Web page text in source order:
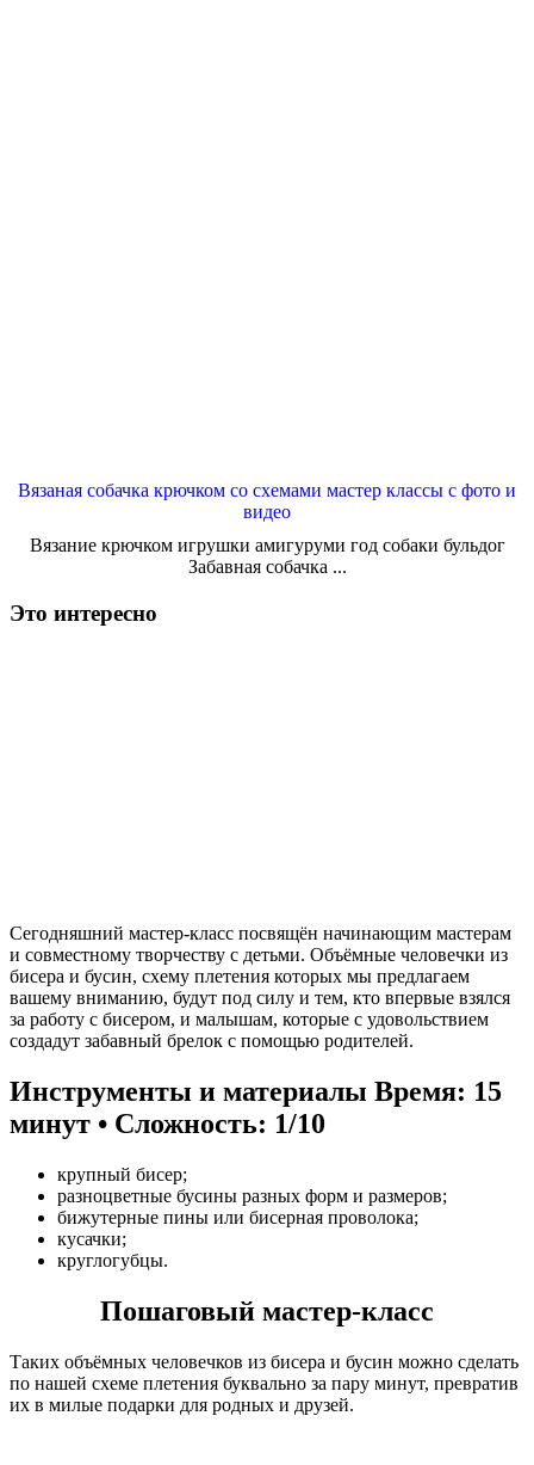
Вязаная собачка крючком со схемами мастер классы с фото и
видео
Вязание крючком игрушки амигуруми год собаки бульдог
Забавная собачка ...
Это интересно
Сегодняшний мастер-класс посвящён начинающим мастерам
и совместному творчеству с детьми. Объёмные человечки из
бисера и бусин, схему плетения которых мы предлагаем
вашему вниманию, будут под силу и тем, кто впервые взялся
за работу с бисером, и малышам, которые с удовольствием
создадут забавный брелок с помощью родителей.
Инструменты и материалы Время: 15
минут • Сложность: 1/10
крупный бисер;
разноцветные бусины разных форм и размеров;
бижутерные пины или бисерная проволока;
кусачки;
круглогубцы.
Пошаговый мастер-класс
Таких объёмных человечков из бисера и бусин можно сделать
по нашей схеме плетения буквально за пару минут, превратив
их в милые подарки для родных и друзей.